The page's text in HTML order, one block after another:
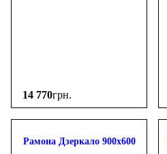
14 770грн.
Рамона Дзеркало 900х600